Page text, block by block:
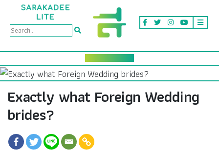
Exactly what Foreign Wedding
brides?